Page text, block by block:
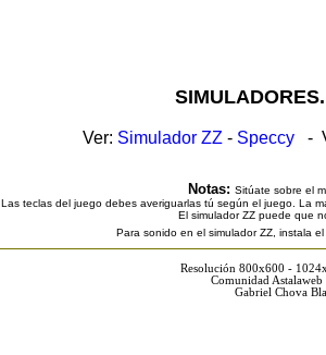
Ver: Simulador ZZ - Speccy -
Notas: Sitúate sobre el
Las teclas del juego debes averiguarlas tú según el juego. La
El simulador ZZ puede que
Para sonido en el simulador ZZ, instala
Resolución 800x600 -
Comunidad
Gabriel Chova